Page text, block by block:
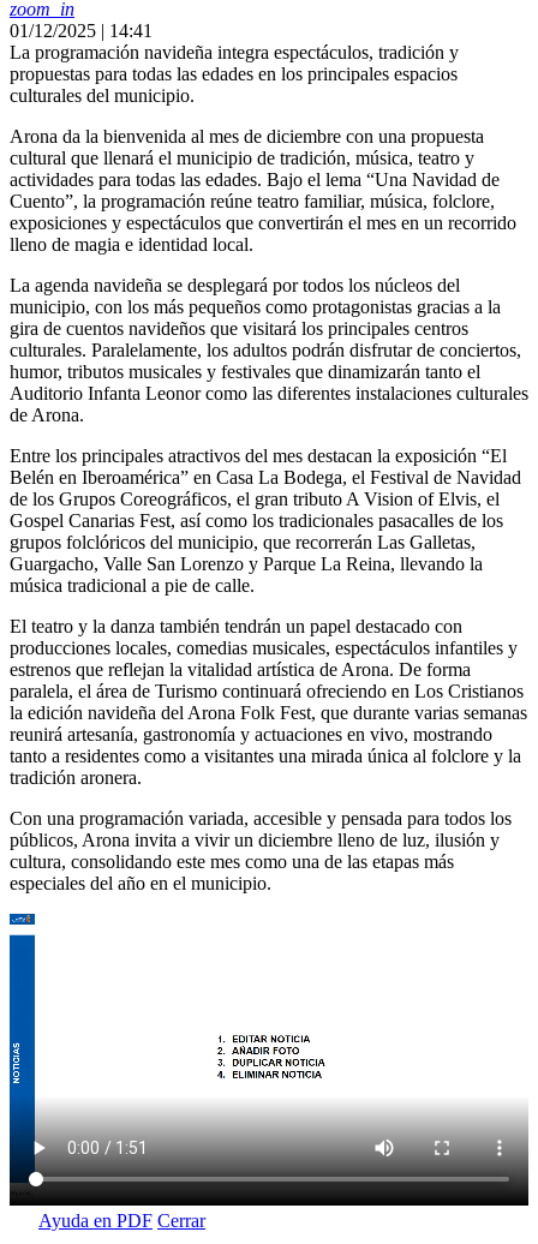
zoom_in
01/12/2025 | 14:41
La programación navideña integra espectáculos, tradición y
propuestas para todas las edades en los principales espacios
culturales del municipio.
Arona da la bienvenida al mes de diciembre con una propuesta
cultural que llenará el municipio de tradición, música, teatro y
actividades para todas las edades. Bajo el lema “Una Navidad de
Cuento”, la programación reúne teatro familiar, música, folclore,
exposiciones y espectáculos que convertirán el mes en un recorrido
lleno de magia e identidad local.
La agenda navideña se desplegará por todos los núcleos del
municipio, con los más pequeños como protagonistas gracias a la
gira de cuentos navideños que visitará los principales centros
culturales. Paralelamente, los adultos podrán disfrutar de conciertos,
humor, tributos musicales y festivales que dinamizarán tanto el
Auditorio Infanta Leonor como las diferentes instalaciones culturales
de Arona.
Entre los principales atractivos del mes destacan la exposición “El
Belén en Iberoamérica” en Casa La Bodega, el Festival de Navidad
de los Grupos Coreográficos, el gran tributo A Vision of Elvis, el
Gospel Canarias Fest, así como los tradicionales pasacalles de los
grupos folclóricos del municipio, que recorrerán Las Galletas,
Guargacho, Valle San Lorenzo y Parque La Reina, llevando la
música tradicional a pie de calle.
El teatro y la danza también tendrán un papel destacado con
producciones locales, comedias musicales, espectáculos infantiles y
estrenos que reflejan la vitalidad artística de Arona. De forma
paralela, el área de Turismo continuará ofreciendo en Los Cristianos
la edición navideña del Arona Folk Fest, que durante varias semanas
reunirá artesanía, gastronomía y actuaciones en vivo, mostrando
tanto a residentes como a visitantes una mirada única al folclore y la
tradición aronera.
Con una programación variada, accesible y pensada para todos los
públicos, Arona invita a vivir un diciembre lleno de luz, ilusión y
cultura, consolidando este mes como una de las etapas más
especiales del año en el municipio.
Ayuda en PDF Cerrar